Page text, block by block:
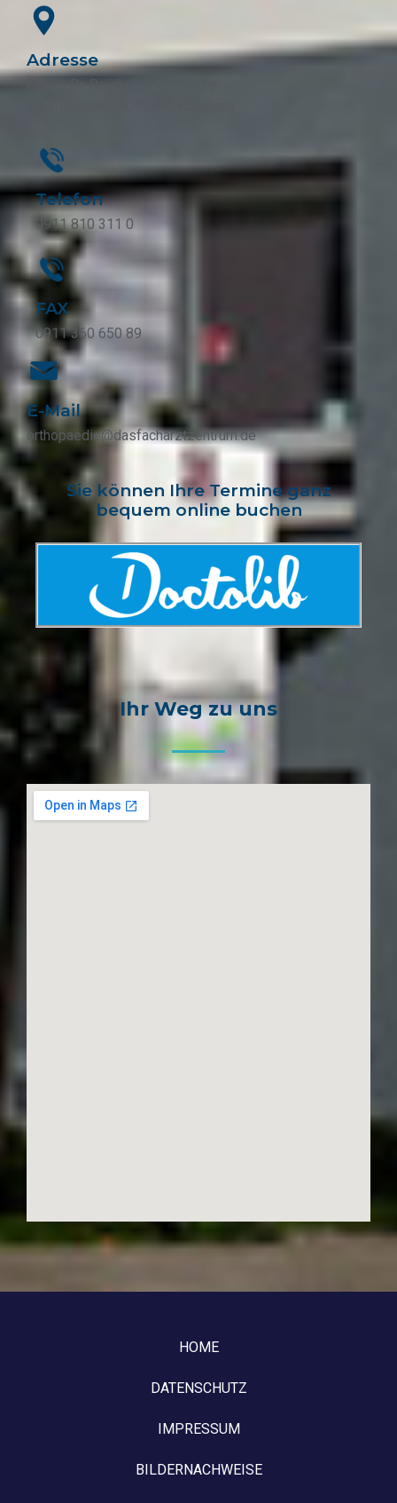
Adresse
Telefon
0911 810 311 0
FAX
0911 360 650 89
E-Mail
orthopaedie@dasfacharztzentrum.de
Sie können Ihre Termine ganz
bequem online buchen
Ihr Weg zu uns
HOME
DATENSCHUTZ
IMPRESSUM
BILDERNACHWEISE